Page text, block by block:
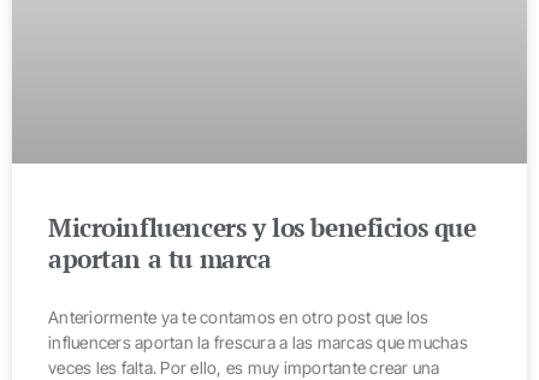
Microinfluencers y los beneficios que
aportan a tu marca
Anteriormente ya te contamos en otro post que los
influencers aportan la frescura a las marcas que muchas
veces les falta. Por ello, es muy importante crear una